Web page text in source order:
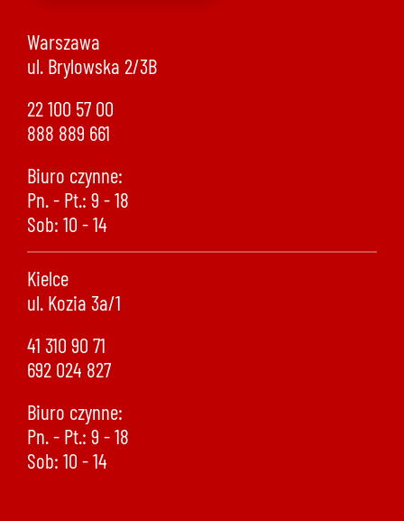
Warszawa
ul. Brylowska 2/3B
22 100 57 00
888 889 661
Biuro czynne:
Pn. - Pt.: 9 - 18
Sob: 10 - 14
Kielce
ul. Kozia 3a/1
41 310 90 71
692 024 827
Biuro czynne:
Pn. - Pt.: 9 - 18
Sob: 10 - 14